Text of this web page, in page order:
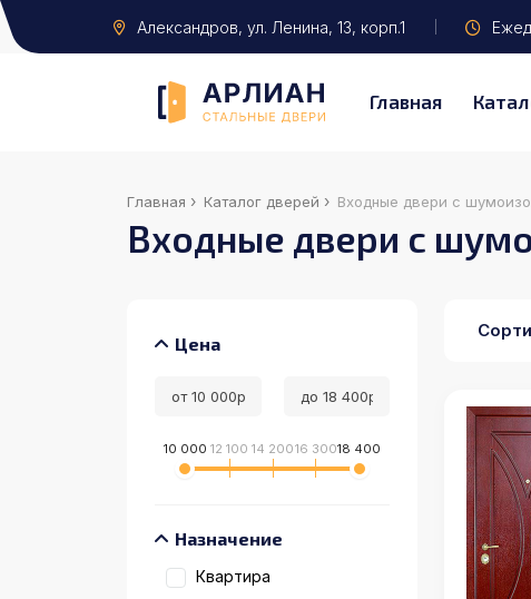
Александров, ул. Ленина, 13, корп.1
Главная
Главная › Каталог дверей › Входные двери с
Входные двери с
Цена
10 000 12 100 14 20016 30018 400
Назначение
Квартира